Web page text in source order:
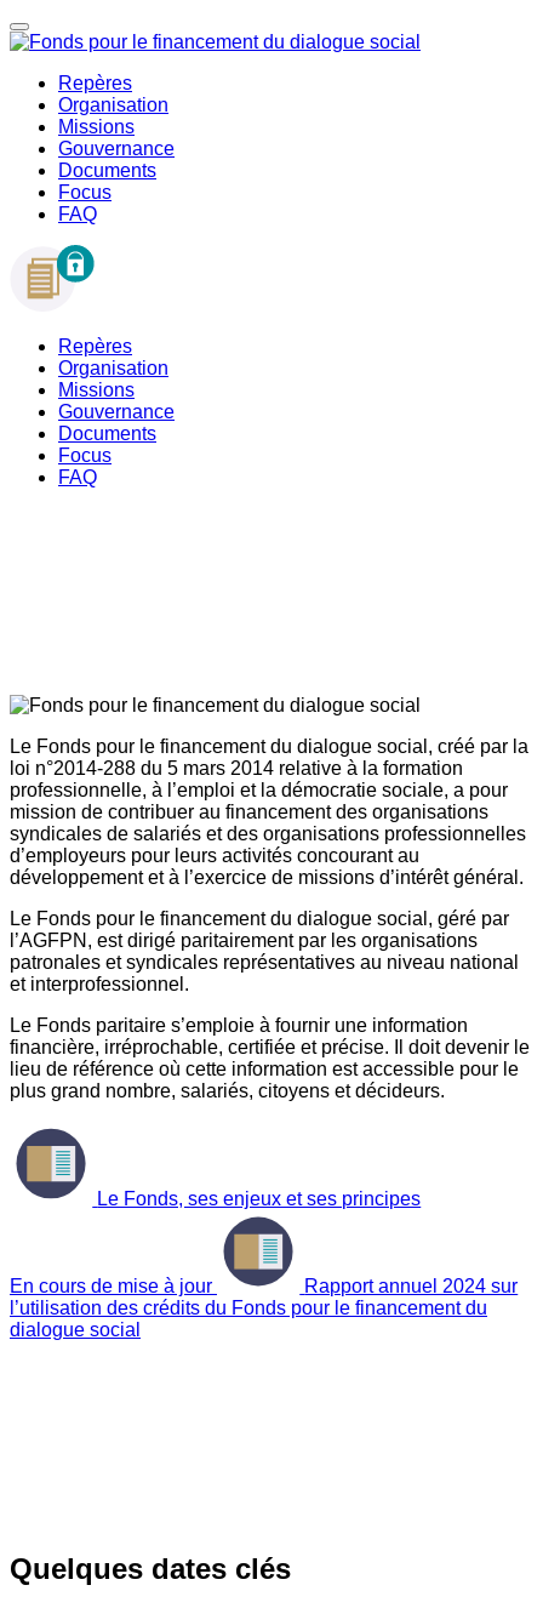
Repères
Organisation
Missions
Gouvernance
Documents
Focus
FAQ
Repères
Organisation
Missions
Gouvernance
Documents
Focus
FAQ
Le Fonds pour le financement du dialogue social, créé par la
loi n°2014-288 du 5 mars 2014 relative à la formation
professionnelle, à l’emploi et la démocratie sociale, a pour
mission de contribuer au financement des organisations
syndicales de salariés et des organisations professionnelles
d’employeurs pour leurs activités concourant au
développement et à l’exercice de missions d’intérêt général.
Le Fonds pour le financement du dialogue social, géré par
l’AGFPN, est dirigé paritairement par les organisations
patronales et syndicales représentatives au niveau national
et interprofessionnel.
Le Fonds paritaire s’emploie à fournir une information
financière, irréprochable, certifiée et précise. Il doit devenir le
lieu de référence où cette information est accessible pour le
plus grand nombre, salariés, citoyens et décideurs.
Le Fonds, ses enjeux et ses principes
En cours de mise à jour
Rapport annuel 2024 sur
l’utilisation des crédits du Fonds pour le financement du
dialogue social
Quelques dates clés